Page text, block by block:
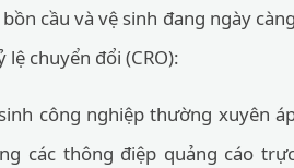
cầu và vệ sinh đang ngày càng
chuyển đổi (CRO):
công nghiệp thường xuyên
các thông điệp quảng cáo